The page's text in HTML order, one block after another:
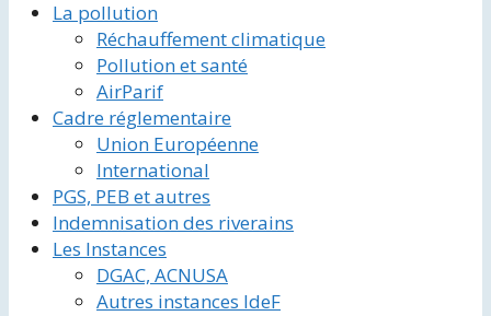
La pollution
Réchauffement climatique
Pollution et santé
AirParif
Cadre réglementaire
Union Européenne
International
PGS, PEB et autres
Indemnisation des riverains
Les Instances
DGAC, ACNUSA
Autres instances IdeF